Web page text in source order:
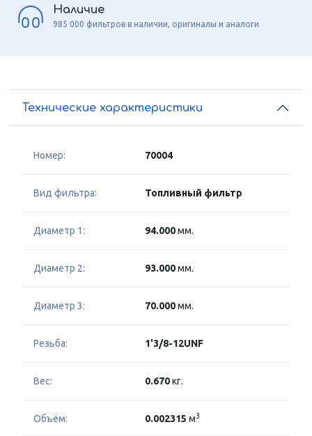
Наличие
985 000 фильтров в наличии, оригиналы и аналоги
Технические характеристики
Номер: 70004
Вид фильтра: Топливный фильтр
Диаметр 1: 94.000мм.
Диаметр 2: 93.000мм.
Диаметр 3: 70.000мм.
Резьба: 1'3/8-12UNF
Вес: 0.670кг.
Объём: 0.002315 м3